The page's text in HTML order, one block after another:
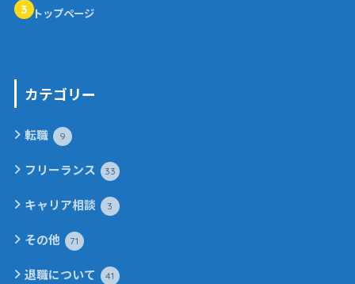
3 トップページ
カテゴリー
転職 9
フリーランス 33
キャリア相談 3
その他 71
退職について 41